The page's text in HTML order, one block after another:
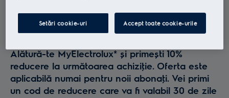
Profită la maxim de
Electrolux
Alătură-te MyElectrolux* și primești 10%
reducere la următoarea achiziţie. Oferta este
aplicabilă numai pentru noii abonaţi. Vei primi
un cod de reducere care va fi valabil 30 de zile
Setări cookie-uri Accept toate cookie-urile